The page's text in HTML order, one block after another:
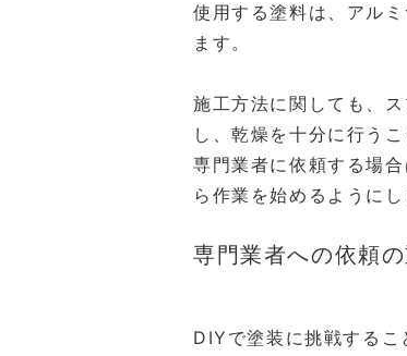
使用する塗料は、アル
ます。
施工方法に関しても、
し、乾燥を十分に行うこ
専門業者に依頼する場
ら作業を始めるようにし
専門業者への依頼
DIYで塗装に挑戦する